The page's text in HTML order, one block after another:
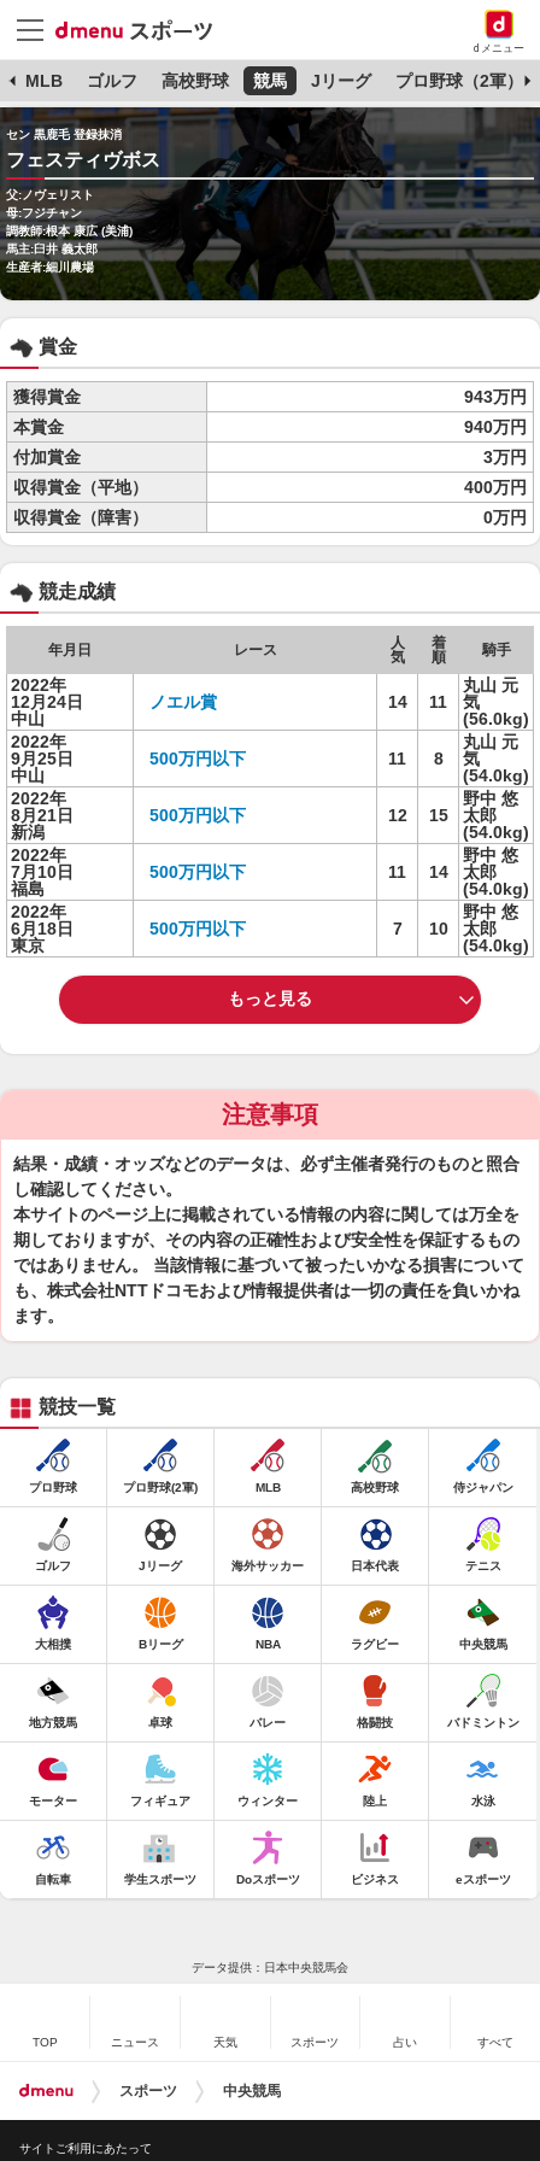
dメニュー
MLB ゴルフ 高校野球 競馬 Jリーグ プロ野球（2軍）
セン 黒鹿毛 登録抹消
フェスティヴボス
父:ノヴェリスト
母:フジチャン
調教師:根本 康広 (美浦)
馬主:臼井 義太郎
生産者:細川農場
賞金
獲得賞金
943万円
本賞金
940万円
付加賞金
3万円
収得賞金（平地）
400万円
収得賞金（障害）
0万円
競走成績
年月日 レース
人
気
着
順
騎手
2022年
12月24日
中山
ノエル賞 14 11
丸山 元
気
(56.0kg)
2022年
9月25日
中山
500万円以下 11 8
丸山 元
気
(54.0kg)
2022年
8月21日
新潟
500万円以下 12 15
野中 悠
太郎
(54.0kg)
2022年
7月10日
福島
500万円以下 11 14
野中 悠
太郎
(54.0kg)
2022年
6月18日
東京
500万円以下 7 10
野中 悠
太郎
(54.0kg)
もっと見る
注意事項
結果・成績・オッズなどのデータは、必ず主催者発行のものと照合
し確認してください。
本サイトのページ上に掲載されている情報の内容に関しては万全を
期しておりますが、その内容の正確性および安全性を保証するもの
ではありません。 当該情報に基づいて被ったいかなる損害について
も、株式会社NTTドコモおよび情報提供者は一切の責任を負いかね
ます。
競技一覧
プロ野球 プロ野球(2軍) MLB 高校野球 侍ジャパン
ゴルフ Jリーグ 海外サッカー 日本代表 テニス
大相撲 Bリーグ NBA ラグビー 中央競馬
地方競馬 卓球 バレー 格闘技 バドミントン
モーター フィギュア ウィンター 陸上 水泳
自転車 学生スポーツ Doスポーツ ビジネス eスポーツ
データ提供：日本中央競馬会
TOP ニュース 天気 スポーツ 占い すべて
スポーツ 中央競馬
サイトご利用にあたって